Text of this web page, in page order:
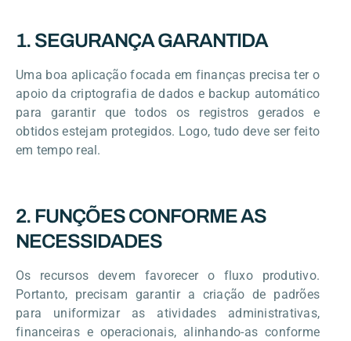
1. SEGURANÇA GARANTIDA
Uma boa aplicação focada em finanças precisa ter o
apoio da criptografia de dados e backup automático
para garantir que todos os registros gerados e
obtidos estejam protegidos. Logo, tudo deve ser feito
em tempo real.
2. FUNÇÕES CONFORME AS
NECESSIDADES
Os recursos devem favorecer o fluxo produtivo.
Portanto, precisam garantir a criação de padrões
para uniformizar as atividades administrativas,
financeiras e operacionais, alinhando-as conforme